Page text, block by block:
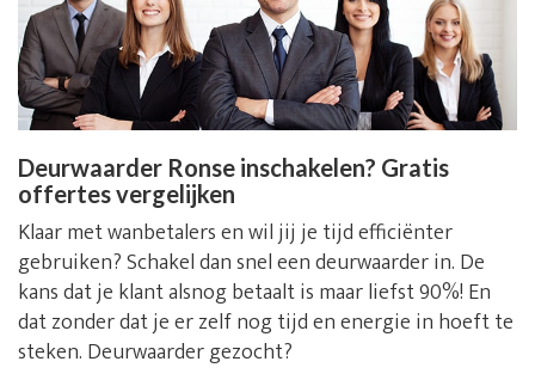
Deurwaarder Ronse inschakelen? Gratis
offertes vergelijken
Klaar met wanbetalers en wil jij je tijd efficiënter
gebruiken? Schakel dan snel een deurwaarder in. De
kans dat je klant alsnog betaalt is maar liefst 90%! En
dat zonder dat je er zelf nog tijd en energie in hoeft te
steken. Deurwaarder gezocht?